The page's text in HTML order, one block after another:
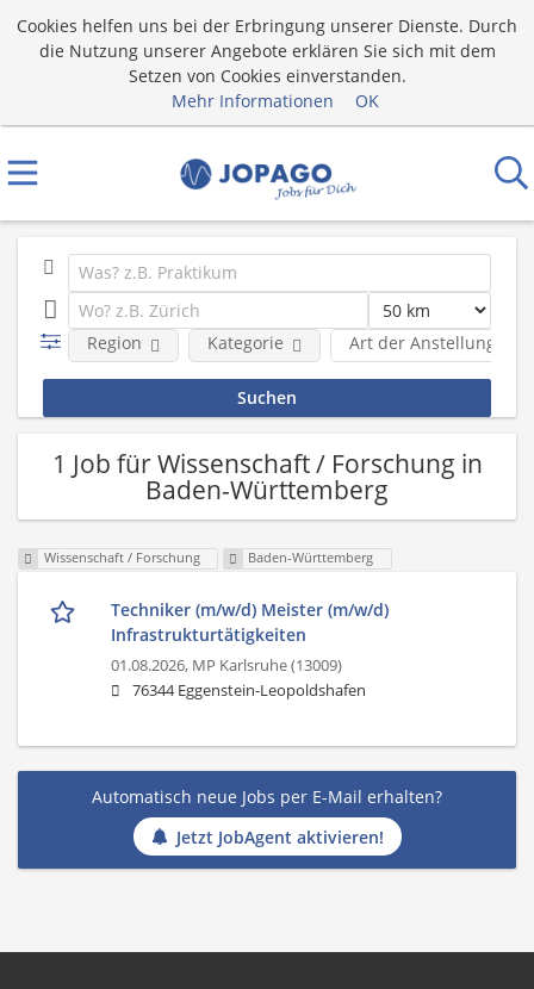
Cookies helfen uns bei der Erbringung unserer Dienste. Durch
die Nutzung unserer Angebote erklären Sie sich mit dem
Setzen von Cookies einverstanden.
Mehr Informationen
OK
Art der Anstellung
Region Kategorie
1 Job für Wissenschaft / Forschung in
Baden-Württemberg
Wissenschaft / Forschung Baden-Württemberg
Techniker (m/w/d) Meister (m/w/d)
Infrastrukturtätigkeiten
01.08.2026, MP Karlsruhe (13009)
76344 Eggenstein-Leopoldshafen
Automatisch neue Jobs per E-Mail erhalten?
Jetzt JobAgent aktivieren!